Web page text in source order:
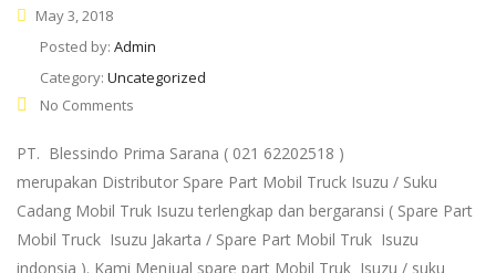
May 3, 2018
Posted by: Admin
Category: Uncategorized
No Comments
PT. Blessindo Prima Sarana ( 021 62202518 )
merupakan Distributor Spare Part Mobil Truck Isuzu / Suku
Cadang Mobil Truk Isuzu terlengkap dan bergaransi ( Spare Part
Mobil Truck Isuzu Jakarta / Spare Part Mobil Truk Isuzu
indonsia ). Kami Menjual spare part Mobil Truk Isuzu / suku